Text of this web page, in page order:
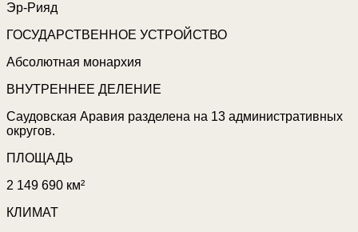
Эр-Рияд
ГОСУДАРСТВЕННОЕ УСТРОЙСТВО
Абсолютная монархия
ВНУТРЕННЕЕ ДЕЛЕНИЕ
Саудовская Аравия разделена на 13 административных
округов.
ПЛОЩАДЬ
2 149 690 км²
КЛИМАТ